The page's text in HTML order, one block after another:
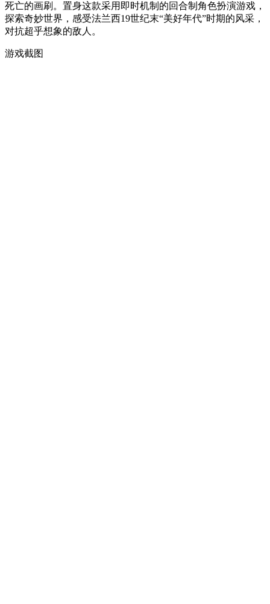
死亡的画刷。置身这款采用即时机制的回合制角色扮演游戏，
探索奇妙世界，感受法兰西19世纪末“美好年代”时期的风采，
对抗超乎想象的敌人。
游戏截图